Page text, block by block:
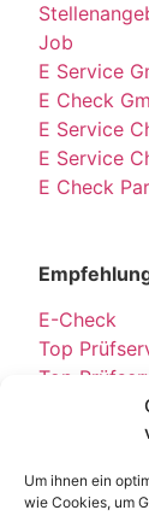
Um ihnen ein
wie Cookies, um
Job
E Service
E Check
E Service
E Service
E Check
E-Check
Top
Top
Top
Prüfung E-